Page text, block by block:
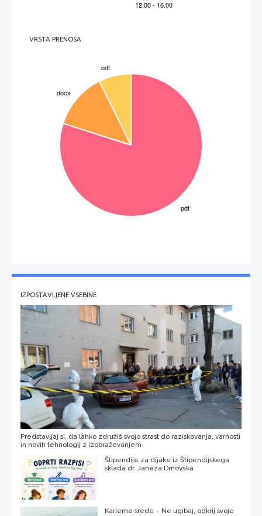
1947) najprej Turčiji in Grčiji. To pomoč imenujemo
so se ZDA odločile denarno pomagati vsaki državi, ki bo za
13.
Stalin je menil, da ZDA pomaga z namenom, da bi kontrolirali Evropo
program poimenovan
VRSTA PRENOSA
IZPOSTAVLJENE VSEBINE
Predstavljaj si, da lahko združiš svojo strast do raziskovanja, varnosti
in novih tehnologij z izobraževanjem
Štipendije za dijake iz Štipendijskega
sklada dr. Janeza Drnovška
Karierne srede – Ne ugibaj, odkrij svoje